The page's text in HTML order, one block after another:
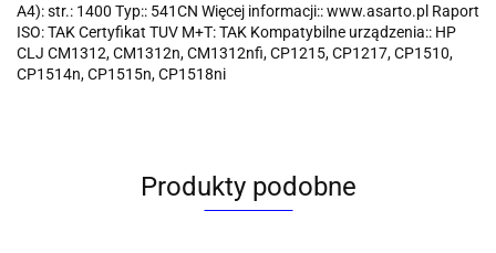
A4): str.: 1400 Typ:: 541CN Więcej informacji:: www.asarto.pl Raport
ISO: TAK Certyfikat TUV M+T: TAK Kompatybilne urządzenia:: HP
CLJ CM1312, CM1312n, CM1312nfi, CP1215, CP1217, CP1510,
CP1514n, CP1515n, CP1518ni
Produkty podobne